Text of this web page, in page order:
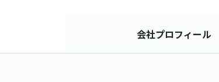
会社プロフィール